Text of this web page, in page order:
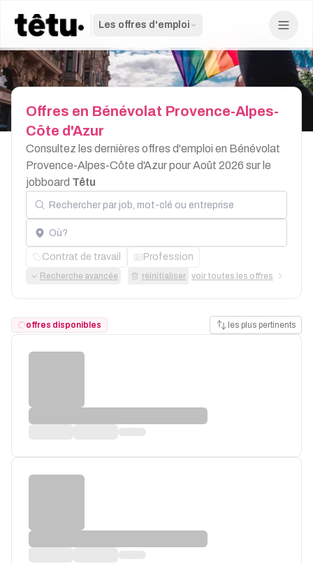
Les offres d'emploi
Offres en Bénévolat Provence-Alpes-
Côte d'Azur
Consultez les dernières offres d'emploi en Bénévolat
Provence-Alpes-Côte d'Azur pour Août 2026 sur le
jobboard Têtu
Rechercher par job, mot-clé ou entreprise
Localisation
Contrat de travail Profession
Recherche avancée réinitialiser voir toutes les offres
offres disponibles les plus pertinents